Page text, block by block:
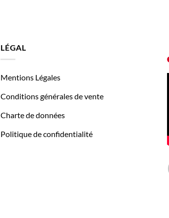
LÉGAL
Mentions Légales
Conditions générales de vente
Charte de données
Politique de confidentialité